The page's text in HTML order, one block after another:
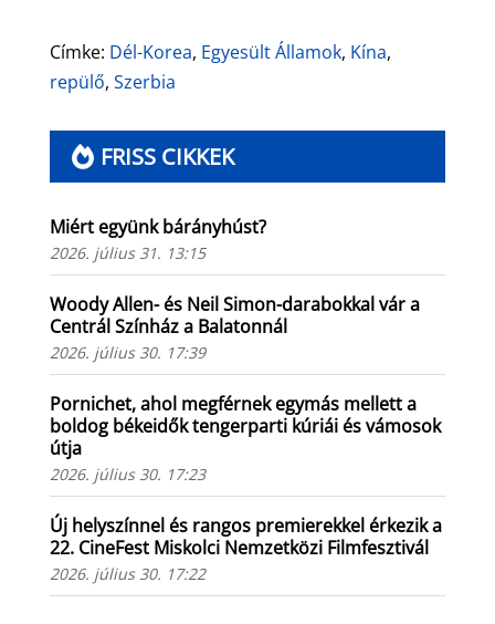
Címke: Dél-Korea, Egyesült Államok, Kína,
repülő, Szerbia
FRISS CIKKEK
Miért együnk bárányhúst?
2026. július 31. 13:15
Woody Allen- és Neil Simon-darabokkal vár a
Centrál Színház a Balatonnál
2026. július 30. 17:39
Pornichet, ahol megférnek egymás mellett a
boldog békeidők tengerparti kúriái és vámosok
útja
2026. július 30. 17:23
Új helyszínnel és rangos premierekkel érkezik a
22. CineFest Miskolci Nemzetközi Filmfesztivál
2026. július 30. 17:22